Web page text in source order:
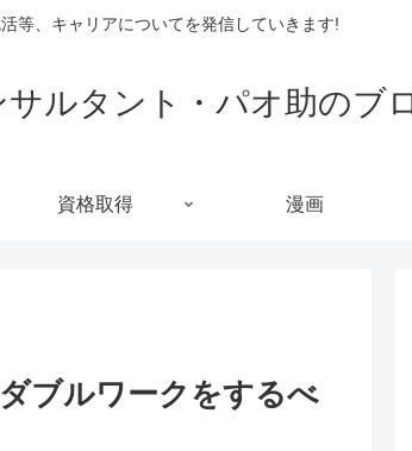
等、キャリアについてを発信していきます!
ルタント・パオ助のブ
資格取得 漫画
ブルワークをするべ